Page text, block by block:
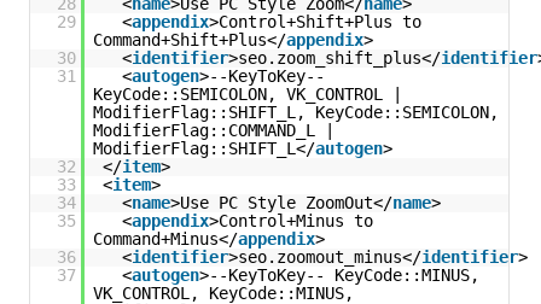
29
<appendix>Control+Shift+Plus to
Command+Shift+Plus</appendix>
30
<identifier>seo.zoom_shift_plus</identifier
31
<autogen>--KeyToKey--
KeyCode::SEMICOLON, VK_CONTROL |
ModifierFlag::SHIFT_L, KeyCode::SEMICOLON,
ModifierFlag::COMMAND_L |
ModifierFlag::SHIFT_L</autogen>
32
</item>
33
<item>
34
<name>Use PC Style ZoomOut</name>
35
<appendix>Control+Minus to
Command+Minus</appendix>
36
<identifier>seo.zoomout_minus</identifier>
37
<autogen>--KeyToKey-- KeyCode::MINUS,
VK_CONTROL, KeyCode::MINUS,